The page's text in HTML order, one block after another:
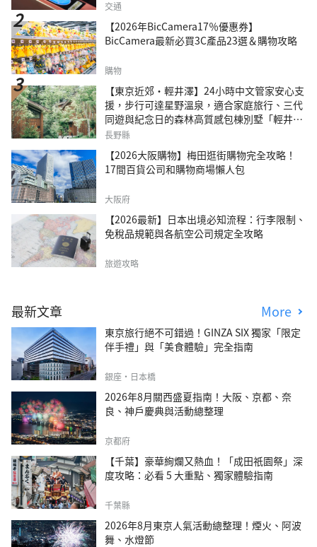
交通
【2026年BicCamera17％優惠券】
BicCamera最新必買3C產品23選＆購物攻略
購物
【東京近郊・輕井澤】24小時中文管家安心支
援，步行可達星野溫泉，適合家庭旅行、三代
同遊與紀念日的森林高質感包棟別墅「輕井澤
森四季VILLA」
長野縣
【2026大阪購物】梅田逛街購物完全攻略！
17間百貨公司和購物商場懶人包
大阪府
【2026最新】日本出境必知流程：行李限制、
免稅品規範與各航空公司規定全攻略
旅遊攻略
最新文章 More
東京旅行絕不可錯過！GINZA SIX 獨家「限定
伴手禮」與「美食體驗」完全指南
銀座・日本橋
2026年8月關西盛夏指南！大阪、京都、奈
良、神戶慶典與活動總整理
京都府
【千葉】豪華絢爛又熱血！「成田祇園祭」深
度攻略：必看 5 大重點、獨家體驗指南
千葉縣
2026年8月東京人氣活動總整理！煙火、阿波
舞、水燈節